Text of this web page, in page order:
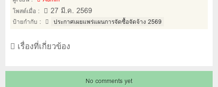
โพสต์เมื่อ :
27 มี.ค. 2569
ป้ายกำกับ : ประกาศเผยแพร่แผนการจัดซื้อจัดจ้าง 2569
เรื่องที่เกี่ยวข้อง
No comments yet